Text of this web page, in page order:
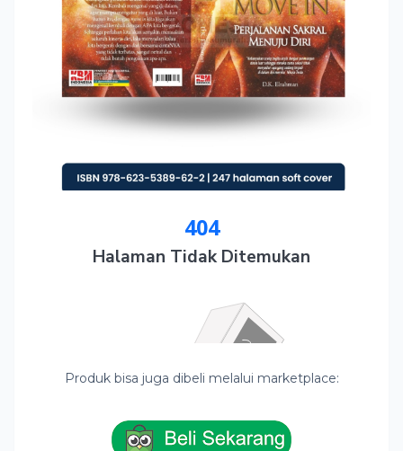
Produk bisa juga dibeli melalui marketplace: